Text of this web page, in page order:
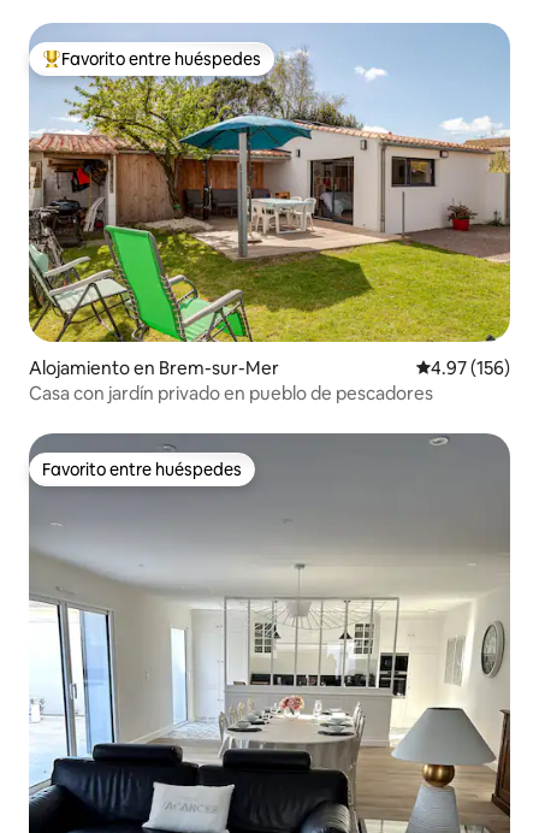
Favorito entre huéspedes preferido
Favorito entre huéspedes
Alojamiento en Brem-sur-Mer Calificación
4.97 (156)
Casa con jardín privado en pueblo de pescadores
Favorito entre huéspedes
Favorito entre huéspedes